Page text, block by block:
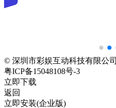
© 深圳市彩娱互动科技有限公司
粤ICP备15048108号-3
立即下载
返回
立即安装(企业版)